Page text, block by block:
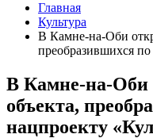
Главная
Культура
В Камне-на-Оби
преобразившихся по
В Камне-на-Оби
объекта,
нацпроекту